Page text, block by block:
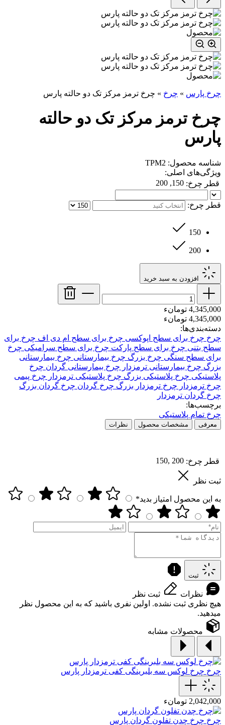
چرخ پارس » چرخ » چرخ ترمز مرکز تک دو حالته پارس
چرخ ترمز مرکز تک دو حالته
پارس
شناسه محصول: TPM2
ویژگی‌های اصلی:
قطر چرخ: 150, 200
قطر چرخ:
150
200
افزودن به سبد خرید
4,345,000 تومانء
4,345,000 تومانء
دسته‌بندی‌ها:
چرخ چرخ برای سطح اپوکسی چرخ برای سطح ام دی اف چرخ برای
سطح بتنی چرخ برای سطح پارکت چرخ برای سطح سرامیکی چرخ
برای سطح سنگی چرخ بزرگ چرخ بیمارستانی چرخ بیمارستانی
بزرگ چرخ بیمارستانی ترمزدار چرخ بیمارستانی گردان چرخ
پلاستیکی چرخ پلاستیکی بزرگ چرخ پلاستیکی ترمزدار چرخ پیمی
چرخ ترمزدار چرخ ترمزدار بزرگ چرخ گردان چرخ گردان بزرگ
چرخ گردان ترمزدار
برچسب‌ها:
چرخ تمام پلاستیکی
معرفی مشخصات محصول نظرات
قطر چرخ: 150, 200
ثبت نظر
به این محصول امتیاز بدید*
ثبت
نظرات
ثبت نظر
هیچ نظری ثبت نشده. اولین نفری باشید که به این محصول نظر
میدهید.
محصولات مشابه
چرخ چرخ لوکس سه بلبرینگی کفی ترمزدار پارس
2,042,000 تومانء
چرخ چرخ چدن تفلون گردان پارس